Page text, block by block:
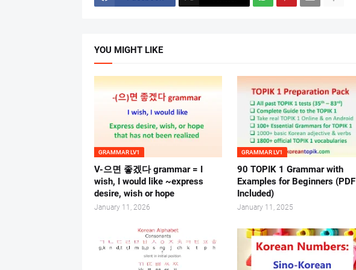
YOU MIGHT LIKE
GRAMMAR LV1
V-으면 좋겠다 grammar = I
wish, I would like ~express
desire, wish or hope
January 11, 2026
GRAMMAR LV1
90 TOPIK 1 Grammar with
Examples for Beginners (PDF
Included)
January 11, 2025